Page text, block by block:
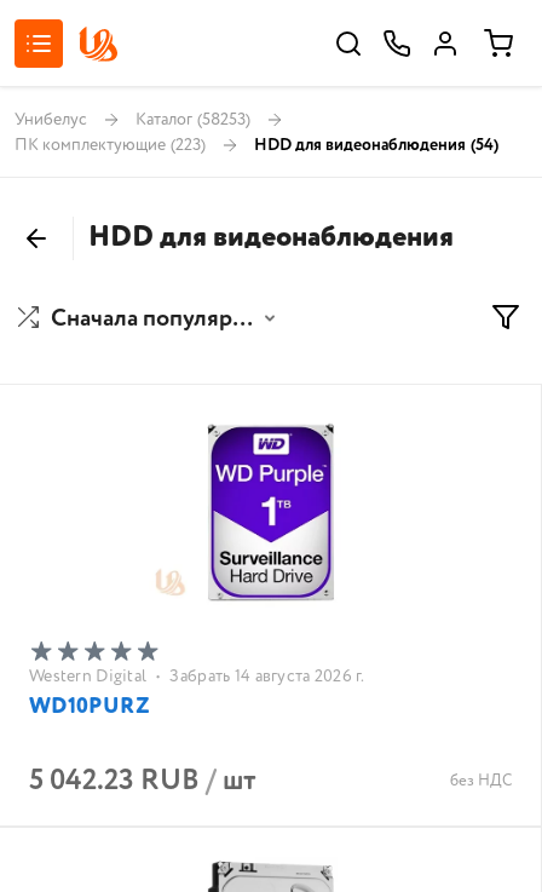
Унибелус Каталог (58253)
ПК комплектующие (223) HDD для видеонаблюдения (54)
HDD для видеонаблюдения
Сначала популярные
Western Digital • Забрать 14 августа 2026 г.
WD10PURZ
5 042.23 RUB/шт без НДС